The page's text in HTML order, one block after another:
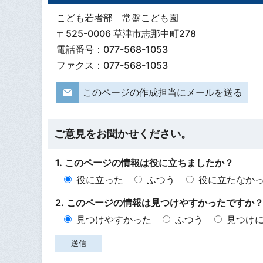
こども若者部 常盤こども園
〒525-0006 草津市志那中町278
電話番号：077-568-1053
ファクス：077-568-1053
このページの作成担当にメールを送る
ご意見をお聞かせください。
1. このページの情報は役に立ちましたか？
役に立った
ふつう
役に立たなか
2. このページの情報は見つけやすかったですか？
見つけやすかった
ふつう 見つけ